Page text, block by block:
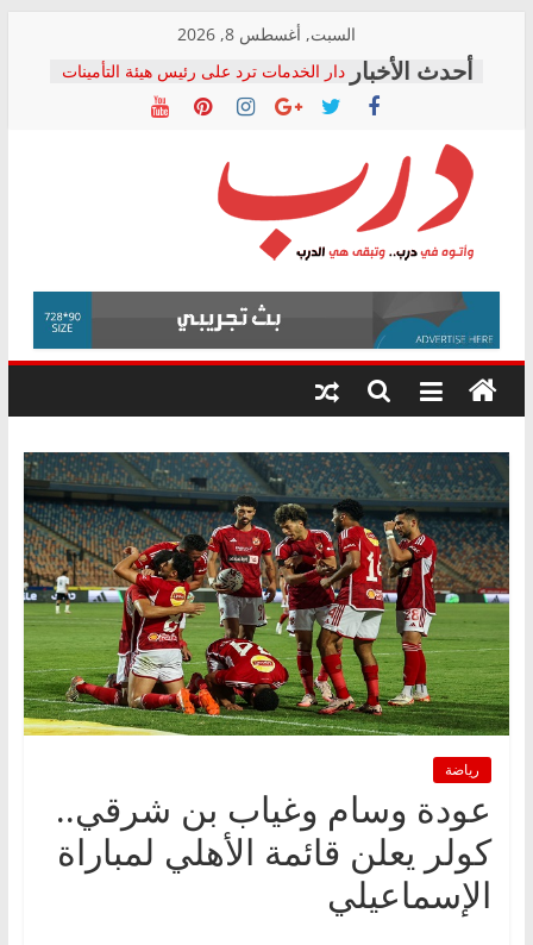
content
السبت, أغسطس 8, 2026
دار الخدمات ترد على رئيس هيئة التأمينات
بعد مؤتمره الصحفي: إنكار الأزمة لا ينهي
معاناة أصحاب المعاشات.. ونطالب بكشف
فرحات سليمان يكتب: القطاع الصحي إلى
أين؟
حزب التحالف الشعبي يطلق لجنة “الحق
في الصحة” بالإسكندرية لرصد الانتهاكات
ودعم المرضى
الوزاري لمدينة الصحفيين.. وانتهاء أعمال
إنشاء المبنى الإداري
المجلس القومي لحقوق الإنسان يعلن
متابعة قضية الدكتور محمد زهران.. ويؤكد:
قرينة البراءة وضمانات المحاكمة العادلة
درب
وأتوه
درب..
وتبقى
هي
رياضة
عودة وسام وغياب بن شرقي..
كولر يعلن قائمة الأهلي لمباراة
الإسماعيلي